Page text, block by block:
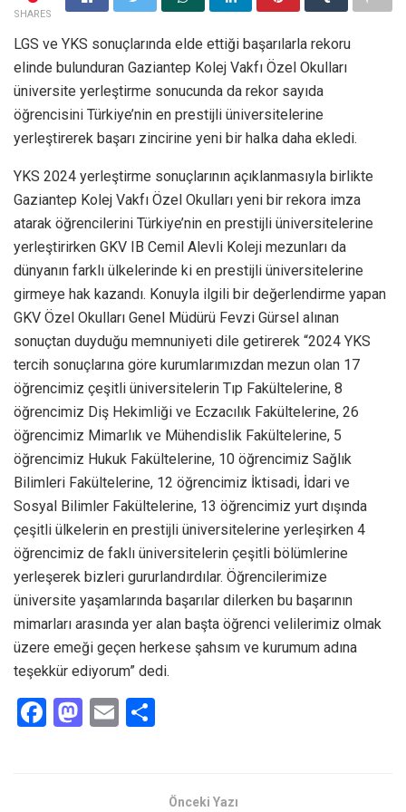
SHARES
LGS ve YKS sonuçlarında elde ettiği başarılarla rekoru
elinde bulunduran Gaziantep Kolej Vakfı Özel Okulları
üniversite yerleştirme sonucunda da rekor sayıda
öğrencisini Türkiye’nin en prestijli üniversitelerine
yerleştirerek başarı zincirine yeni bir halka daha ekledi.
YKS 2024 yerleştirme sonuçlarının açıklanmasıyla birlikte
Gaziantep Kolej Vakfı Özel Okulları yeni bir rekora imza
atarak öğrencilerini Türkiye’nin en prestijli üniversitelerine
yerleştirirken GKV IB Cemil Alevli Koleji mezunları da
dünyanın farklı ülkelerinde ki en prestijli üniversitelerine
girmeye hak kazandı. Konuyla ilgili bir değerlendirme yapan
GKV Özel Okulları Genel Müdürü Fevzi Gürsel alınan
sonuçtan duyduğu memnuniyeti dile getirerek “2024 YKS
tercih sonuçlarına göre kurumlarımızdan mezun olan 17
öğrencimiz çeşitli üniversitelerin Tıp Fakültelerine, 8
öğrencimiz Diş Hekimliği ve Eczacılık Fakültelerine, 26
öğrencimiz Mimarlık ve Mühendislik Fakültelerine, 5
öğrencimiz Hukuk Fakültelerine, 10 öğrencimiz Sağlık
Bilimleri Fakültelerine, 12 öğrencimiz İktisadi, İdari ve
Sosyal Bilimler Fakültelerine, 13 öğrencimiz yurt dışında
çeşitli ülkelerin en prestijli üniversitelerine yerleşirken 4
öğrencimiz de faklı üniversitelerin çeşitli bölümlerine
yerleşerek bizleri gururlandırdılar. Öğrencilerimize
üniversite yaşamlarında başarılar dilerken bu başarının
mimarları arasında yer alan başta öğrenci velilerimiz olmak
üzere emeği geçen herkese şahsım ve kurumum adına
teşekkür ediyorum” dedi.
F
M E
Önceki Yazı